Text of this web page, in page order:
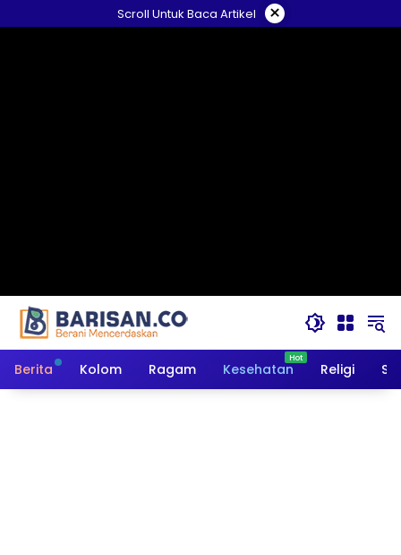
ke
Scroll Untuk Baca Artikel ×
Berita Kolom Ragam Kesehatan Religi